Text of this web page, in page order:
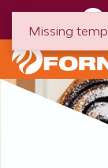
Missing